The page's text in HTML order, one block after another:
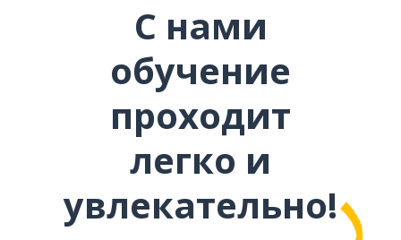
С нами
обучение
проходит
легко и
увлекательно!